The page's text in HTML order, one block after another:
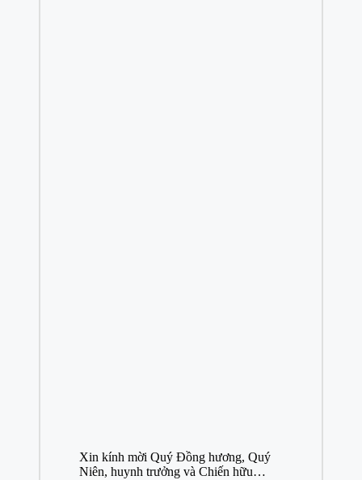
Xin kính mời Quý Đồng hương, Quý
Niên, huynh trưởng và Chiến hữu…